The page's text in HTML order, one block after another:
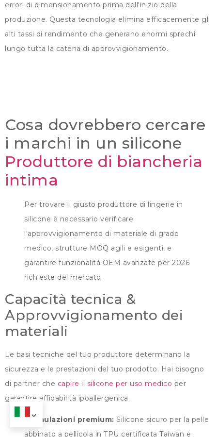
errori di dimensionamento prima dell'inizio della
produzione. Questa tecnologia elimina efficacemente gli
alti tassi di rendimento che generano enormi sprechi
lungo tutta la catena di approvvigionamento.
Cosa dovrebbero cercare
i marchi in un silicone
Produttore di biancheria
intima
Per trovare il giusto produttore di lingerie in
silicone è necessario verificare
l'approvvigionamento di materiale di grado
medico, strutture MOQ agili e esigenti, e
garantire funzionalità OEM avanzate per 2026
richieste del mercato.
Capacità tecnica &
Approvvigionamento dei
materiali
Le basi tecniche del tuo produttore determinano la
sicurezza e le prestazioni del tuo prodotto. Hai bisogno
di partner che capire il silicone per uso medico per
garantire affidabilità ipoallergenica.
Formulazioni premium: Silicone sicuro per la pelle
abbinato a pellicola in TPU certificata Taiwan e